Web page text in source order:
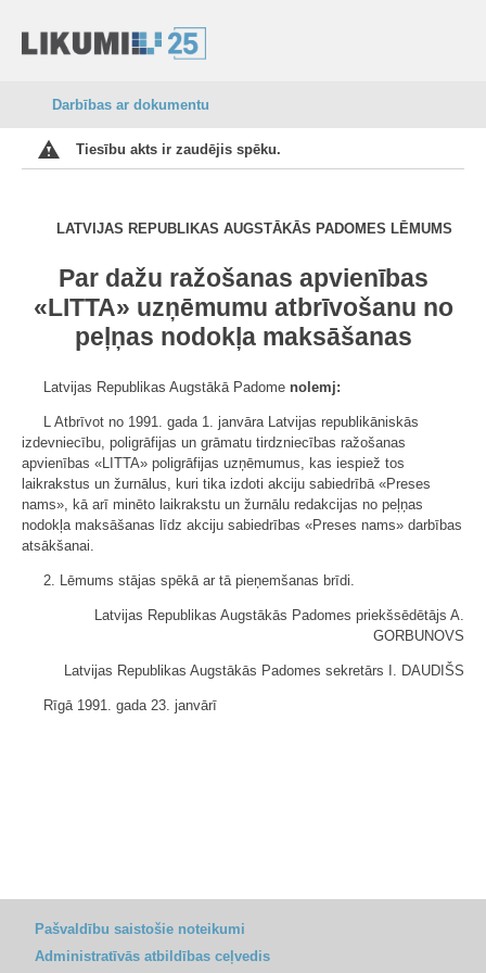
Darbības ar dokumentu
Tiesību akts ir zaudējis spēku.
LATVIJAS REPUBLIKAS AUGSTĀKĀS PADOMES LĒMUMS
Par dažu ražošanas apvienības
«LITTA» uzņēmumu atbrīvošanu no
peļņas nodokļa maksāšanas
Latvijas Republikas Augstākā Padome nolemj:
L Atbrīvot no 1991. gada 1. janvāra Latvijas republikāniskās
izdevniecību, poligrāfijas un grāmatu tirdzniecības ražošanas
apvienības «LITTA» poligrāfijas uzņēmumus, kas iespiež tos
laikrakstus un žurnālus, kuri tika izdoti akciju sabiedrībā «Preses
nams», kā arī minēto laikrakstu un žurnālu redakcijas no peļņas
nodokļa maksāšanas līdz akciju sabiedrības «Preses nams» darbības
atsākšanai.
2. Lēmums stājas spēkā ar tā pieņemšanas brīdi.
Latvijas Republikas Augstākās Padomes priekšsēdētājs A.
GORBUNOVS
Latvijas Republikas Augstākās Padomes sekretārs I. DAUDIŠS
Rīgā 1991. gada 23. janvārī
Pašvaldību saistošie noteikumi
Administratīvās atbildības ceļvedis